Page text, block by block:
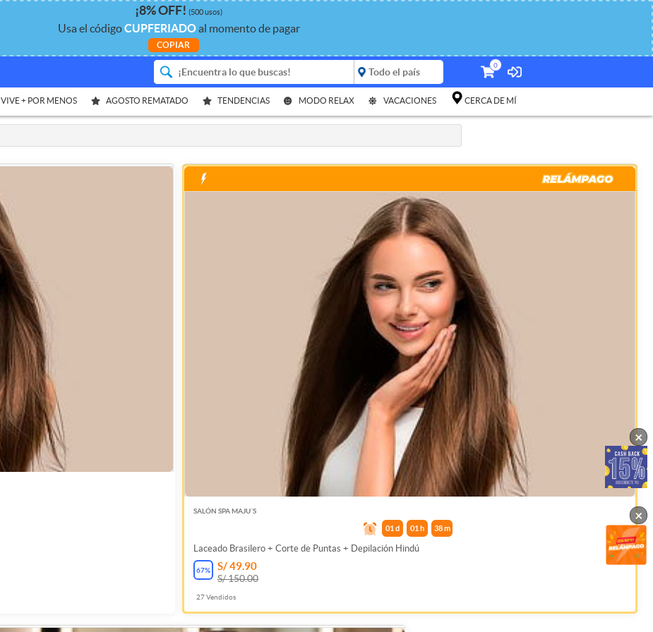
¡8%OFF! (500 usos)
Usa el códigoCUPFERIADOal momento de pagar
COPIAR
0
VIVE + POR MENOS AGOSTO REMATADO TENDENCIAS MODO RELAX VACACIONES CERCA DE MÍ
SALÓN SPA MAJU´S
01 d 01 h 38 m
Laceado Brasilero + Corte de Puntas + Depilación Hindú
67% S/ 49.90
S/ 150.00
27Vendidos
×
×